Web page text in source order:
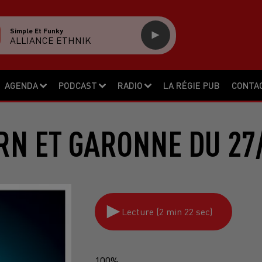
AGENDA PODCAST RADIO LA RÉGIE PUB
Simple Et Funky
ALLIANCE ETHNIK
ET GARONNE DU
Lecture (2 min 22 sec)